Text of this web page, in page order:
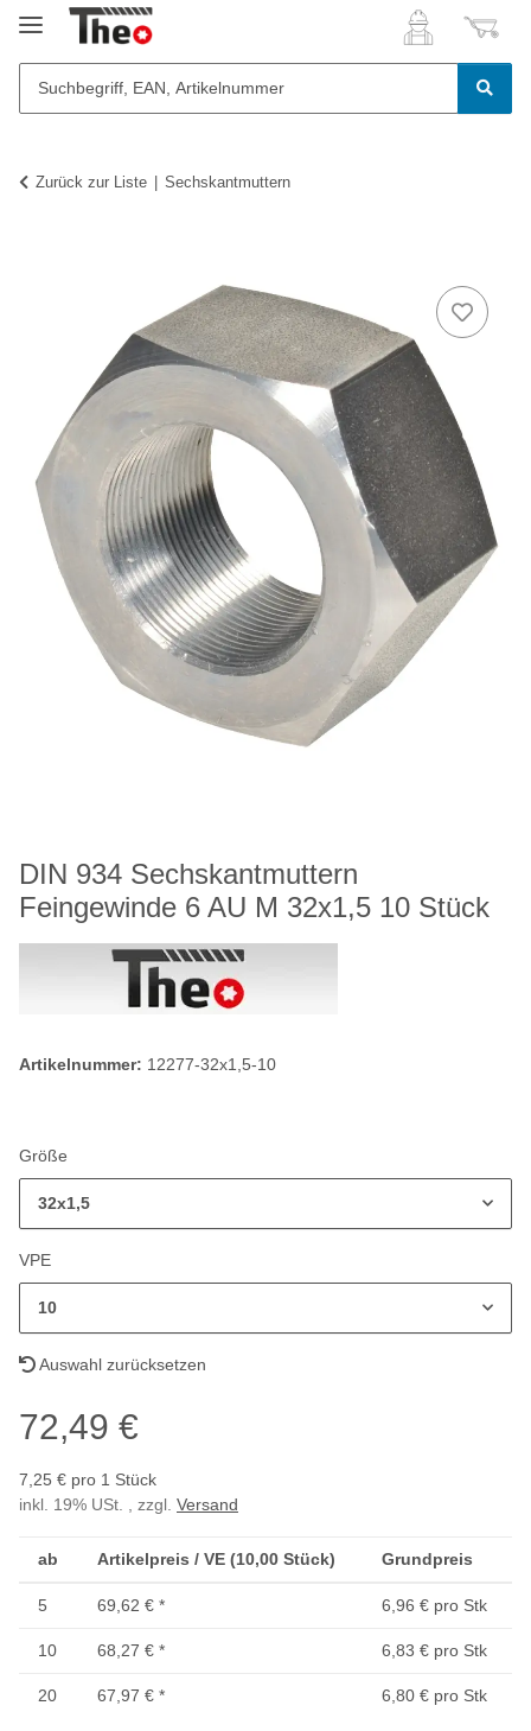
Zurück zur Liste Sechskantmuttern
DIN 934 Sechskantmuttern
Feingewinde 6 AU M 32x1,5 10 Stück
Artikelnummer: 12277-32x1,5-10
Größe
32x1,5
VPE
10
Auswahl zurücksetzen
72,49 €
7,25 € pro 1 Stück
inkl. 19% USt. , zzgl. Versand
ab Artikelpreis / VE (10,00 Stück) Grundpreis
5 69,62 € * 6,96 € pro Stk
10 68,27 € * 6,83 € pro Stk
20 67,97 € * 6,80 € pro Stk